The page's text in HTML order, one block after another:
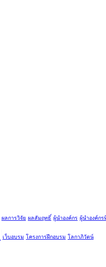
ผลการวิจัย ผลสัมฤทธิ์ ผู้นำองค์กร ผู้นำองค์กร
เว็บอบรม โครงการฝึกอบรม โลกาภิวัตน์